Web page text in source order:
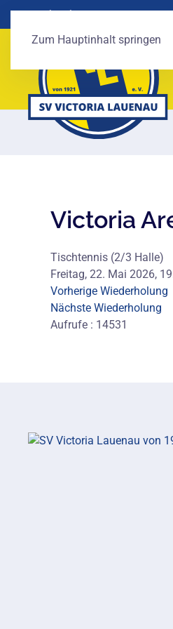
Zum Hauptinhalt springen
SV Victoria Lauenau von 1921 e.
Victoria
Tischtennis (2/3 Halle)
Freitag, 22. Mai 2026,
Vorherige Wiederholung
Nächste Wiederholung
Aufrufe : 14531